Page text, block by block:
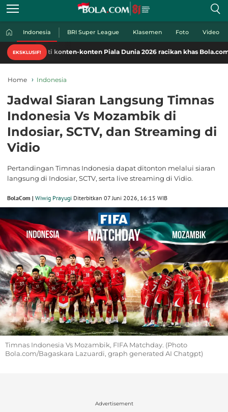
Indonesia BRI Super League Klasemen Foto Video
EKSKLUSIF!
konten-konten Piala Dunia 2026 racikan khas Bola.com. Klik di
Home Indonesia
Jadwal Siaran Langsung Timnas
Indonesia Vs Mozambik di
Indosiar, SCTV, dan Streaming di
Vidio
Pertandingan Timnas Indonesia dapat ditonton melalui siaran
langsung di Indosiar, SCTV, serta live streaming di Vidio.
BolaCom | Wiwig Prayugi Diterbitkan 07 Juni 2026, 16:15 WIB
Timnas Indonesia Vs Mozambik, FIFA Matchday. (Photo
Bola.com/Bagaskara Lazuardi, graph generated AI Chatgpt)
Advertisement